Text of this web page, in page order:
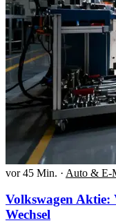
vor 45 Min. · Auto & E-
Volkswagen Aktie:
Wechsel